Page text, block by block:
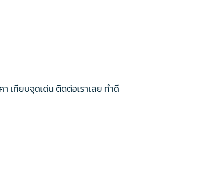
เทียบจุดเด่น ติดต่อเราเลย ทำดี